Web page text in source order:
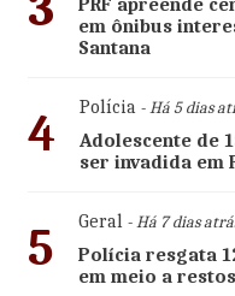
PRF apreende
em ônibus
Santana
4 Polícia- Há 5 dias
Adolescente de
ser invadida em
5 Geral- Há 7 dias
Polícia resgata
em meio a